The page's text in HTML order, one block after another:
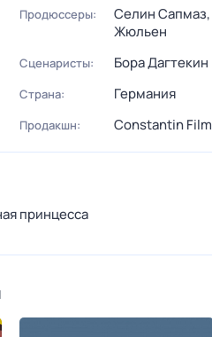
Продюссеры: Селин Сапмаз,
Жюльен
Сценаристы: Бора Дагтекин
Страна: Германия
Продакшн: Constantin Film
принцесса